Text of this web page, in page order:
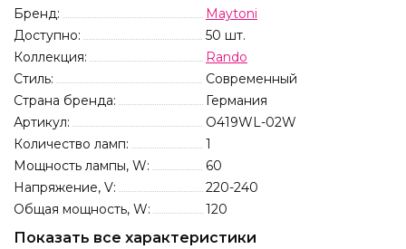
Бренд:
Maytoni
Доступно:
50 шт.
Коллекция:
Rando
Стиль:
Современный
Страна бренда:
Германия
Артикул:
O419WL-02W
Количество ламп:
1
Мощность лампы, W:
60
Напряжение, V:
220-240
Общая мощность, W:
120
Показать все характеристики